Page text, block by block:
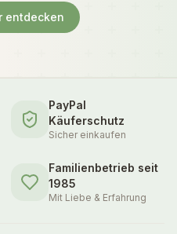
entdecken
PayPal
Käuferschutz
Sicher einkaufen
Familienbetrieb seit
1985
Mit Liebe & Erfahrung